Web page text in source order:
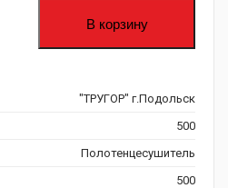
В корзину
"ТРУГОР" г.Подольск
500
Полотенцесушитель
500